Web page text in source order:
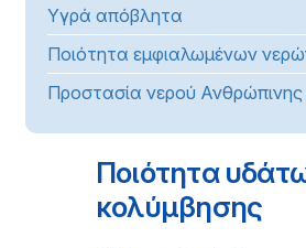
Υγρά απόβλητα
Ποιότητα εμφιαλωμένων
Προστασία νερού
Ποιότητα
κολύμβησης